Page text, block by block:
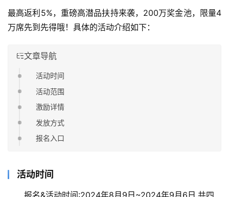
最高返利5%，重磅高潜品扶持来袭，200万奖金池，限量4
万席先到先得哦！具体的活动介绍如下：
文章导航
活动时间
活动范围
激励详情
发放方式
报名入口
活动时间